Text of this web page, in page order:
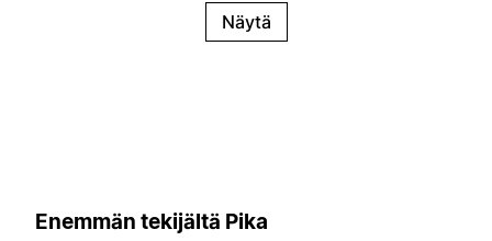
Näytä
Enemmän tekijältä Pika